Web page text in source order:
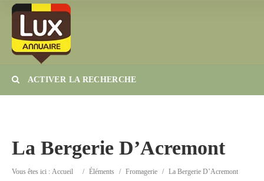
ACTIVER LA RECHERCHE
Catégorie
La Bergerie D’Acremont
Vous êtes ici : Accueil / Éléments / Fromagerie / La Bergerie D’Acremont